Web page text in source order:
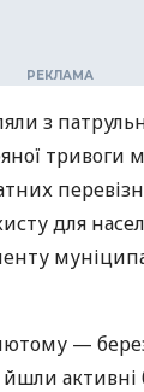
з
тривоги
для
—
активні